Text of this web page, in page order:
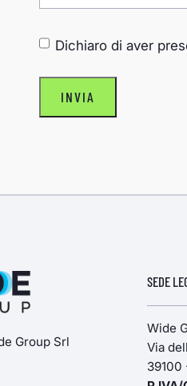
CONSENSO*
Dichiaro di aver
INVIA
Group Srl
SEDE
Wide
Via
39100